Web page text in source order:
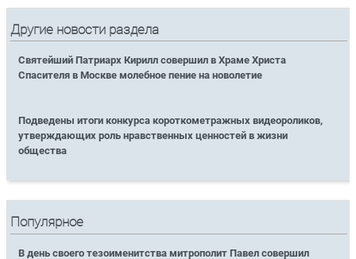
Другие новости раздела
Святейший Патриарх Кирилл совершил в Храме Христа
Спасителя в Москве молебное пение на новолетие
Подведены итоги конкурса короткометражных видеороликов,
утверждающих роль нравственных ценностей в жизни
общества
Популярное
В день своего тезоименитства митрополит Павел совершил